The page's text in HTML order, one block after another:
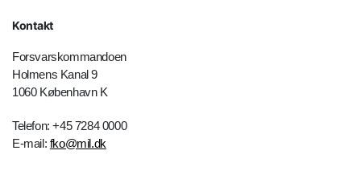
Kontakt
Forsvarskommandoen
Holmens Kanal 9
1060 København K
Telefon: +45 7284 0000
E-mail: fko@mil.dk